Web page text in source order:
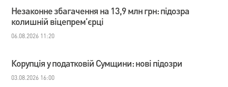
Незаконне збагачення на 13,9 млн грн: підозра
колишній віцепрем’єрці
06.08.2026 11:20
Корупція у податковій Сумщини: нові підозри
03.08.2026 16:00